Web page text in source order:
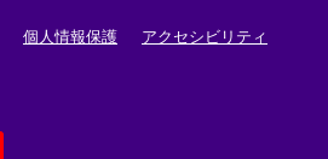
個人情報保護 アクセシビリティ